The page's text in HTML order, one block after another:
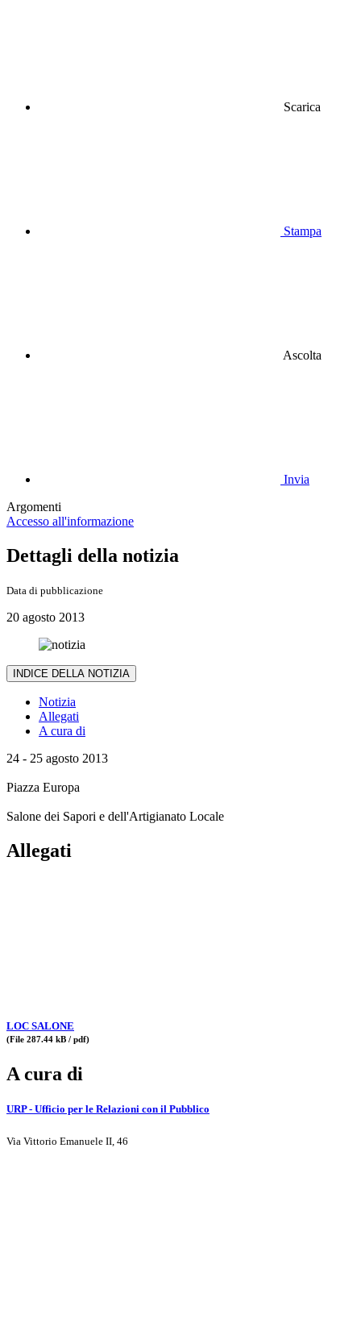
Scarica
Stampa
Ascolta
Invia
Argomenti
Accesso all'informazione
Dettagli della notizia
Data di pubblicazione
20 agosto 2013
INDICE DELLA NOTIZIA
Notizia
Allegati
A cura di
24 - 25 agosto 2013
Piazza Europa
Salone dei Sapori e dell'Artigianato Locale
Allegati
LOC SALONE
(File 287.44 kB / pdf)
A cura di
URP - Ufficio per le Relazioni con il Pubblico
Via Vittorio Emanuele II, 46